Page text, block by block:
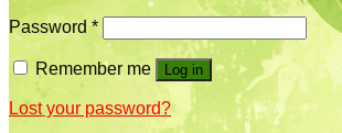
Password *
Remember me Log in
Lost your password?